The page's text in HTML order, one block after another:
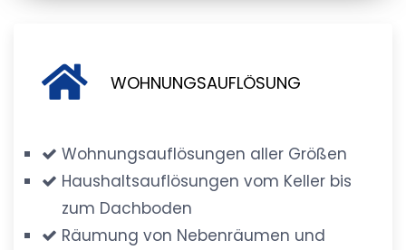
WOHNUNGSAUFLÖSUNG
Wohnungsauflösungen aller Größen
Haushaltsauflösungen vom Keller bis
zum Dachboden
Räumung von Nebenräumen und